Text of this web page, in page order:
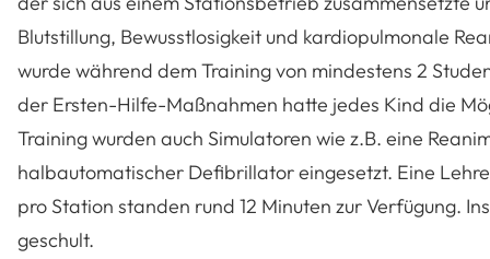
Blutstillung, Bewusstlosigkeit und kardiopulmonale
wurde während dem Training von mindestens 2
der Ersten-Hilfe-Maßnahmen hatte jedes Kind die
Training wurden auch Simulatoren wie z.B. eine
halbautomatischer Defibrillator eingesetzt. Eine
pro Station standen rund 12 Minuten zur Verfügung.
geschult.